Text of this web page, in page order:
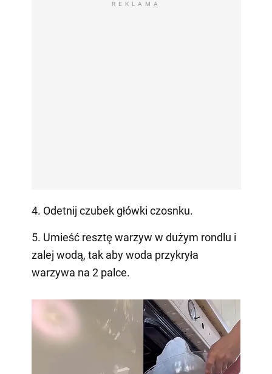
REKLAMA
4. Odetnij czubek główki czosnku.
5. Umieść resztę warzyw w dużym rondlu i
zalej wodą, tak aby woda przykryła
warzywa na 2 palce.